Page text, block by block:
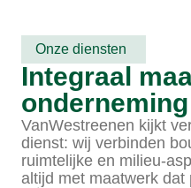
Onze diensten
Integraal
onderneming
VanWestreenen kijkt
dienst: wij verbinden
ruimtelijke en milieu-
altijd met maatwerk dat